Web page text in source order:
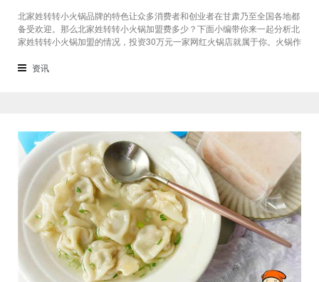
北家姓转转小火锅品牌的特色让众多消费者和创业者在甘肃乃至全国各地都
备受欢迎。那么北家姓转转小火锅加盟费多少？下面小编带你来一起分析北
家姓转转小火锅加盟的情况，投资30万元一家网红火锅店就属于你。火锅作
态存在着。北家姓转转小火锅凭借自己的产品和装修在美食市场当中受到越
资讯